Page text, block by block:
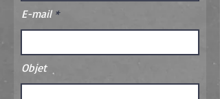
E-mail
Objet